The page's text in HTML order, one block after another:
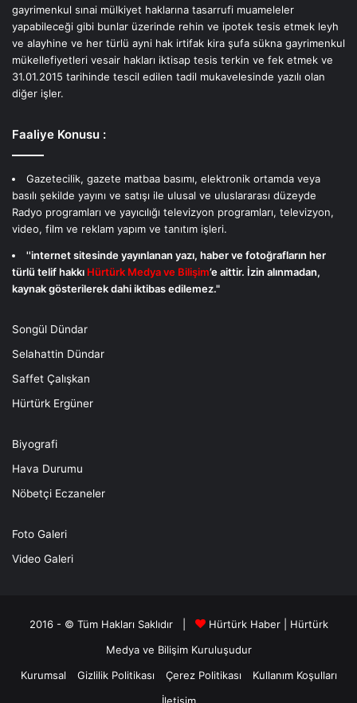
gayrimenkul sınai mülkiyet haklarına tasarrufi muameleler
yapabileceği gibi bunlar üzerinde rehin ve ipotek tesis etmek leyh
ve alayhine ve her türlü ayni hak irtifak kira şufa sükna gayrimenkul
mükellefiyetleri vesair hakları iktisap tesis terkin ve fek etmek ve
31.01.2015 tarihinde tescil edilen tadil mukavelesinde yazılı olan
diğer işler.
Faaliye Konusu :
Gazetecilik, gazete matbaa basımı, elektronik ortamda veya
basılı şekilde yayını ve satışı ile ulusal ve uluslararası düzeyde
Radyo programları ve yayıcılığı televizyon programları, televizyon,
video, film ve reklam yapım ve tanıtım işleri.
''internet sitesinde yayınlanan yazı, haber ve fotoğrafların her
türlü telif hakkı Hürtürk Medya ve Bilişim’e aittir. İzin alınmadan,
kaynak gösterilerek dahi iktibas edilemez."
Songül Dündar
Selahattin Dündar
Saffet Çalışkan
Hürtürk Ergüner
Biyografi
Hava Durumu
Nöbetçi Eczaneler
Foto Galeri
Video Galeri
2016 - © Tüm Hakları Saklıdır | Hürtürk Haber
Hürtürk
Medya ve BilişimKuruluşudur
Kurumsal
Gizlilik Politikası Çerez Politikası
Kullanım Koşulları
İletişim